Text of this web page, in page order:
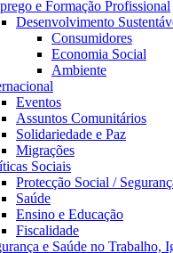
e Formação Profissional
Desenvolvimento
Consumidores
Economia Social
Ambiente
Eventos
Assuntos Comunitários
Solidariedade e Paz
Migrações
Sociais
Protecção Social /
Saúde
Ensino e Educação
Fiscalidade
e Saúde no Trabalho,